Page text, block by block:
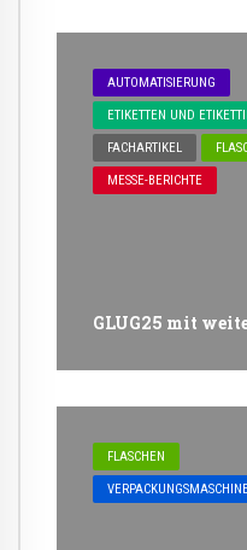
AUTOMATISIERUNG
ETIKETTEN UND
FACHARTIKEL
MESSE-BERICHTE
GLUG25 mit
FLASCHEN